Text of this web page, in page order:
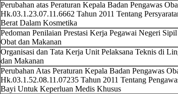
Perubahan atas Peraturan Kepala Badan Pengawas
Hk.03.1.23.07.11.6662 Tahun 2011 Tentang
Berat Dalam Kosmetika
Pedoman Penilaian Prestasi Kerja Pegawai Negeri
Obat dan Makanan
Organisasi dan Tata Kerja Unit Pelaksana Teknis di
dan Makanan
Perubahan Atas Peraturan Kepala Badan Pengawas
Hk.03.1.52.08.11.07235 Tahun 2011 Tentang
Bayi Untuk Keperluan Medis Khusus